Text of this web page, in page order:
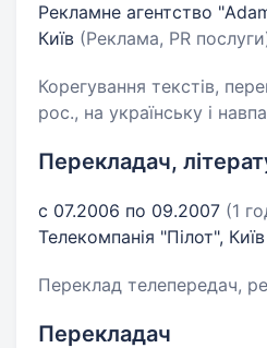
Рекламне агентство
Київ (Реклама, PR
Корегування текстів,
рос., на українську і
Перекладач,
с 07.2006 по 09.2007 (1
Телекомпанія "Пілот", Київ
Переклад телепередач,
Перекладач